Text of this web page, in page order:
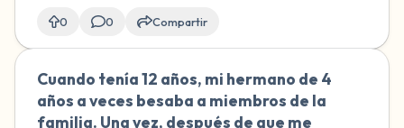
0 0 Compartir
Cuando tenía 12 años, mi hermano de 4
años a veces besaba a miembros de la
familia. Una vez, después de que me